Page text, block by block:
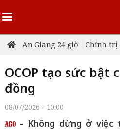
An Giang 24 giờ Chính trị
OCOP tạo sức bật
đồng
08/07/2026 - 10:00
- Không dừng ở việc